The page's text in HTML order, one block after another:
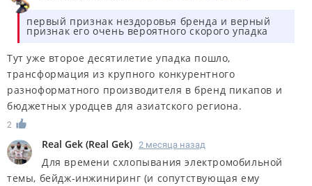
первый признак нездоровья бренда и верный
признак его очень вероятного скорого упадка
Тут уже второе десятилетие упадка пошло,
трансформация из крупного конкурентного
разноформатного производителя в бренд пикапов и
бюджетных уродцев для азиатского региона.
2
Real Gek (Real Gek) 2 месяца назад
Для времени схлопывания электромобильной
темы, бейдж-инжиниринг (и сопутствующая ему